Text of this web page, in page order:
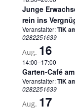
Junge
rein ins
Veranstalter:TIK
0282251639
Aug. 16
14:00–17:00
Garten-Café
Veranstalter:TIK
0282251639
Aug. 17